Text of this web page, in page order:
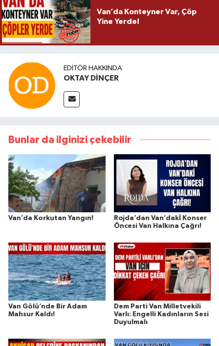
Van’da Konteyner Var, Çöp
Yine Yerde!
EDITÖR HAKKINDA
OKTAY DİNÇER
Bunlar da ilginizi çekebilir
Van’da Korkutan Yangın!
Rojda’dan Van’dakİ Konser
Öncesi Van Halkına Çağrı!
Van Gölü’nde Bir Adam
Mahsur Kaldı!
Dem Parti Van Milletvekili
Varlı: Engelli Kadınların Sesi
Duyulmalı